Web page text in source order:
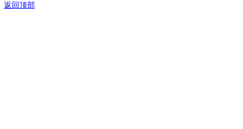
返回顶部